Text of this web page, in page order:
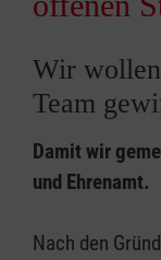
Wir
Team
Damit wir
und Ehrenamt.
Nach den